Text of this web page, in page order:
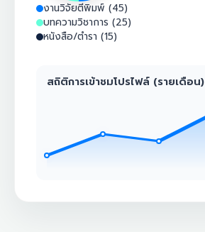
งานวิจัยตีพิมพ์ (45)
บทความวิชาการ (25)
หนังสือ/ตำรา (15)
สถิติการเข้าชมโปรไฟล์ (รายเดือน)